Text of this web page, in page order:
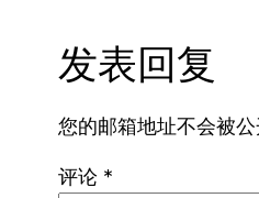
发表回复
您的邮箱地址不会被公
评论 *